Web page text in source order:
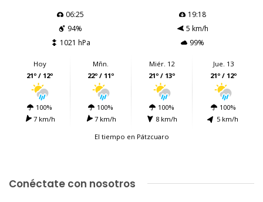
06:25
19:18
94%
5 km/h
1021 hPa
99%
Hoy
21º / 12º
100%
7 km/h
Mñn.
22º / 11º
100%
7 km/h
Miér. 12
21º / 13º
100%
8 km/h
Jue. 13
21º / 12º
100%
5 km/h
El tiempo en Pátzcuaro
Conéctate con nosotros